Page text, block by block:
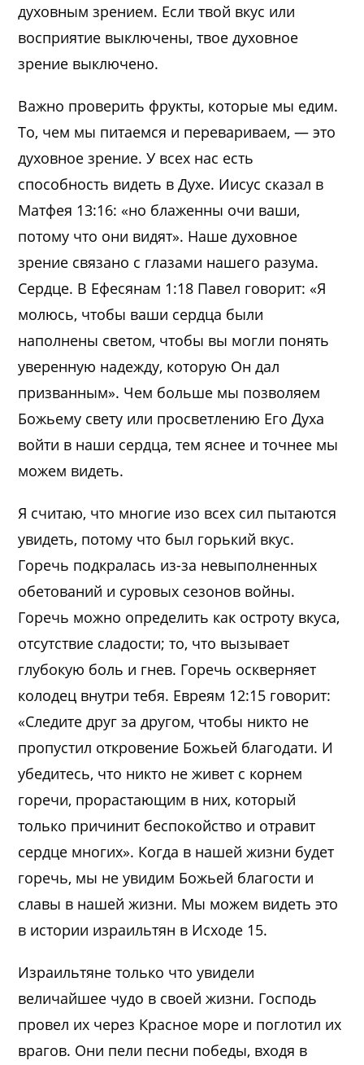
духовным зрением. Если твой вкус или
восприятие выключены, твое духовное
зрение выключено.
Важно проверить фрукты, которые мы едим.
То, чем мы питаемся и перевариваем, — это
духовное зрение. У всех нас есть
способность видеть в Духе. Иисус сказал в
Матфея 13:16: «но блаженны очи ваши,
потому что они видят». Наше духовное
зрение связано с глазами нашего разума.
Сердце. В Ефесянам 1:18 Павел говорит: «Я
молюсь, чтобы ваши сердца были
наполнены светом, чтобы вы могли понять
уверенную надежду, которую Он дал
призванным». Чем больше мы позволяем
Божьему свету или просветлению Его Духа
войти в наши сердца, тем яснее и точнее мы
можем видеть.
Я считаю, что многие изо всех сил пытаются
увидеть, потому что был горький вкус.
Горечь подкралась из-за невыполненных
обетований и суровых сезонов войны.
Горечь можно определить как остроту вкуса,
отсутствие сладости; то, что вызывает
глубокую боль и гнев. Горечь оскверняет
колодец внутри тебя. Евреям 12:15 говорит:
«Следите друг за другом, чтобы никто не
пропустил откровение Божьей благодати. И
убедитесь, что никто не живет с корнем
горечи, прорастающим в них, который
только причинит беспокойство и отравит
сердце многих». Когда в нашей жизни будет
горечь, мы не увидим Божьей благости и
славы в нашей жизни. Мы можем видеть это
в истории израильтян в Исходе 15.
Израильтяне только что увидели
величайшее чудо в своей жизни. Господь
провел их через Красное море и поглотил их
врагов. Они пели песни победы, входя в